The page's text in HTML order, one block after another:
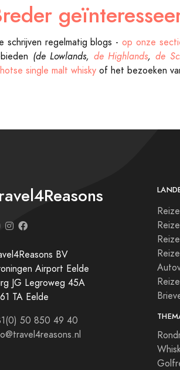
schrijven regelmatig blogs - op onze
(de Lowlands, de Highlands,de
single malt whisky of het bezoeken
BV
Airport Eelde
JG Legroweg 45A
TA Eelde
50 850 49 40